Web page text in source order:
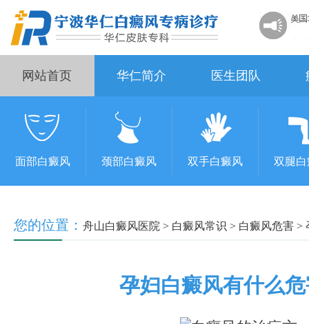
网站首页 华仁简介 医生团队
面部白癜风 颈部白癜风 双手白癜风 双腿
您的位置： 舟山白癜风医院 > 白癜风常识 > 白癜风危害 >
孕妇白癜风有什么